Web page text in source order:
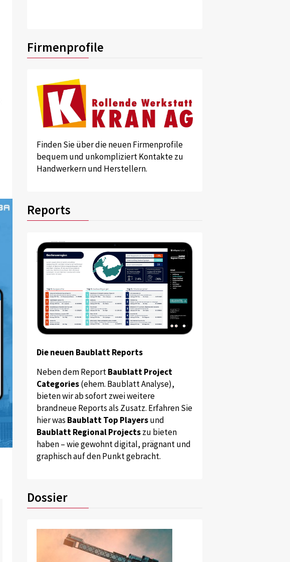
Firmenprofile
Finden Sie über die neuen Firmenprofile
bequem und unkompliziert Kontakte zu
Handwerkern und Herstellern.
Reports
Die neuen Baublatt Reports
Neben dem ReportBaublatt Project
Categories(ehem. Baublatt Analyse),
bieten wir ab sofort zwei weitere
brandneue Reports als Zusatz. Erfahren Sie
hier was Baublatt Top Playersund
Baublatt Regional Projectszu bieten
haben – wie gewohnt digital, prägnant und
graphisch auf den Punkt gebracht.
Dossier